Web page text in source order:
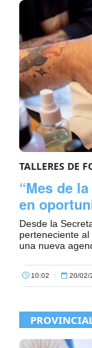
TALLERES DE
“Mes de
en
Desde la
perteneciente
una nueva
10:02 20/02/